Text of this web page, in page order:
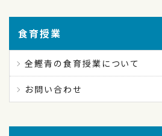
食育授業
全鰹青の食育授業について
お問い合わせ